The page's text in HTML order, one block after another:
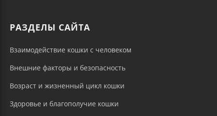
РАЗДЕЛЫ САЙТА
Взаимодействие кошки с человеком
Внешние факторы и безопасность
Возраст и жизненный цикл кошки
Здоровье и благополучие кошки